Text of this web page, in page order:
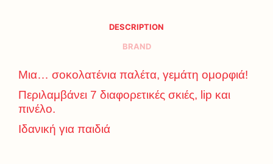
DESCRIPTION
BRAND
Μια… σοκολατένια παλέτα, γεμάτη ομορφιά!
Περιλαμβάνει 7 διαφορετικές σκιές, lip και
πινέλο.
Ιδανική για παιδιά